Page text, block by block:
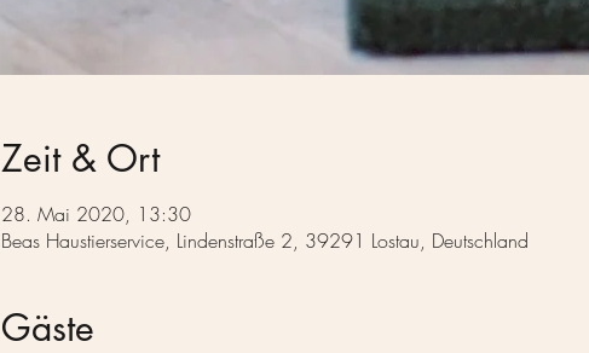
Zeit & Ort
28. Mai 2020, 13:30
Beas Haustierservice, Lindenstraße 2, 39291 Lostau, Deutschland
Gäste